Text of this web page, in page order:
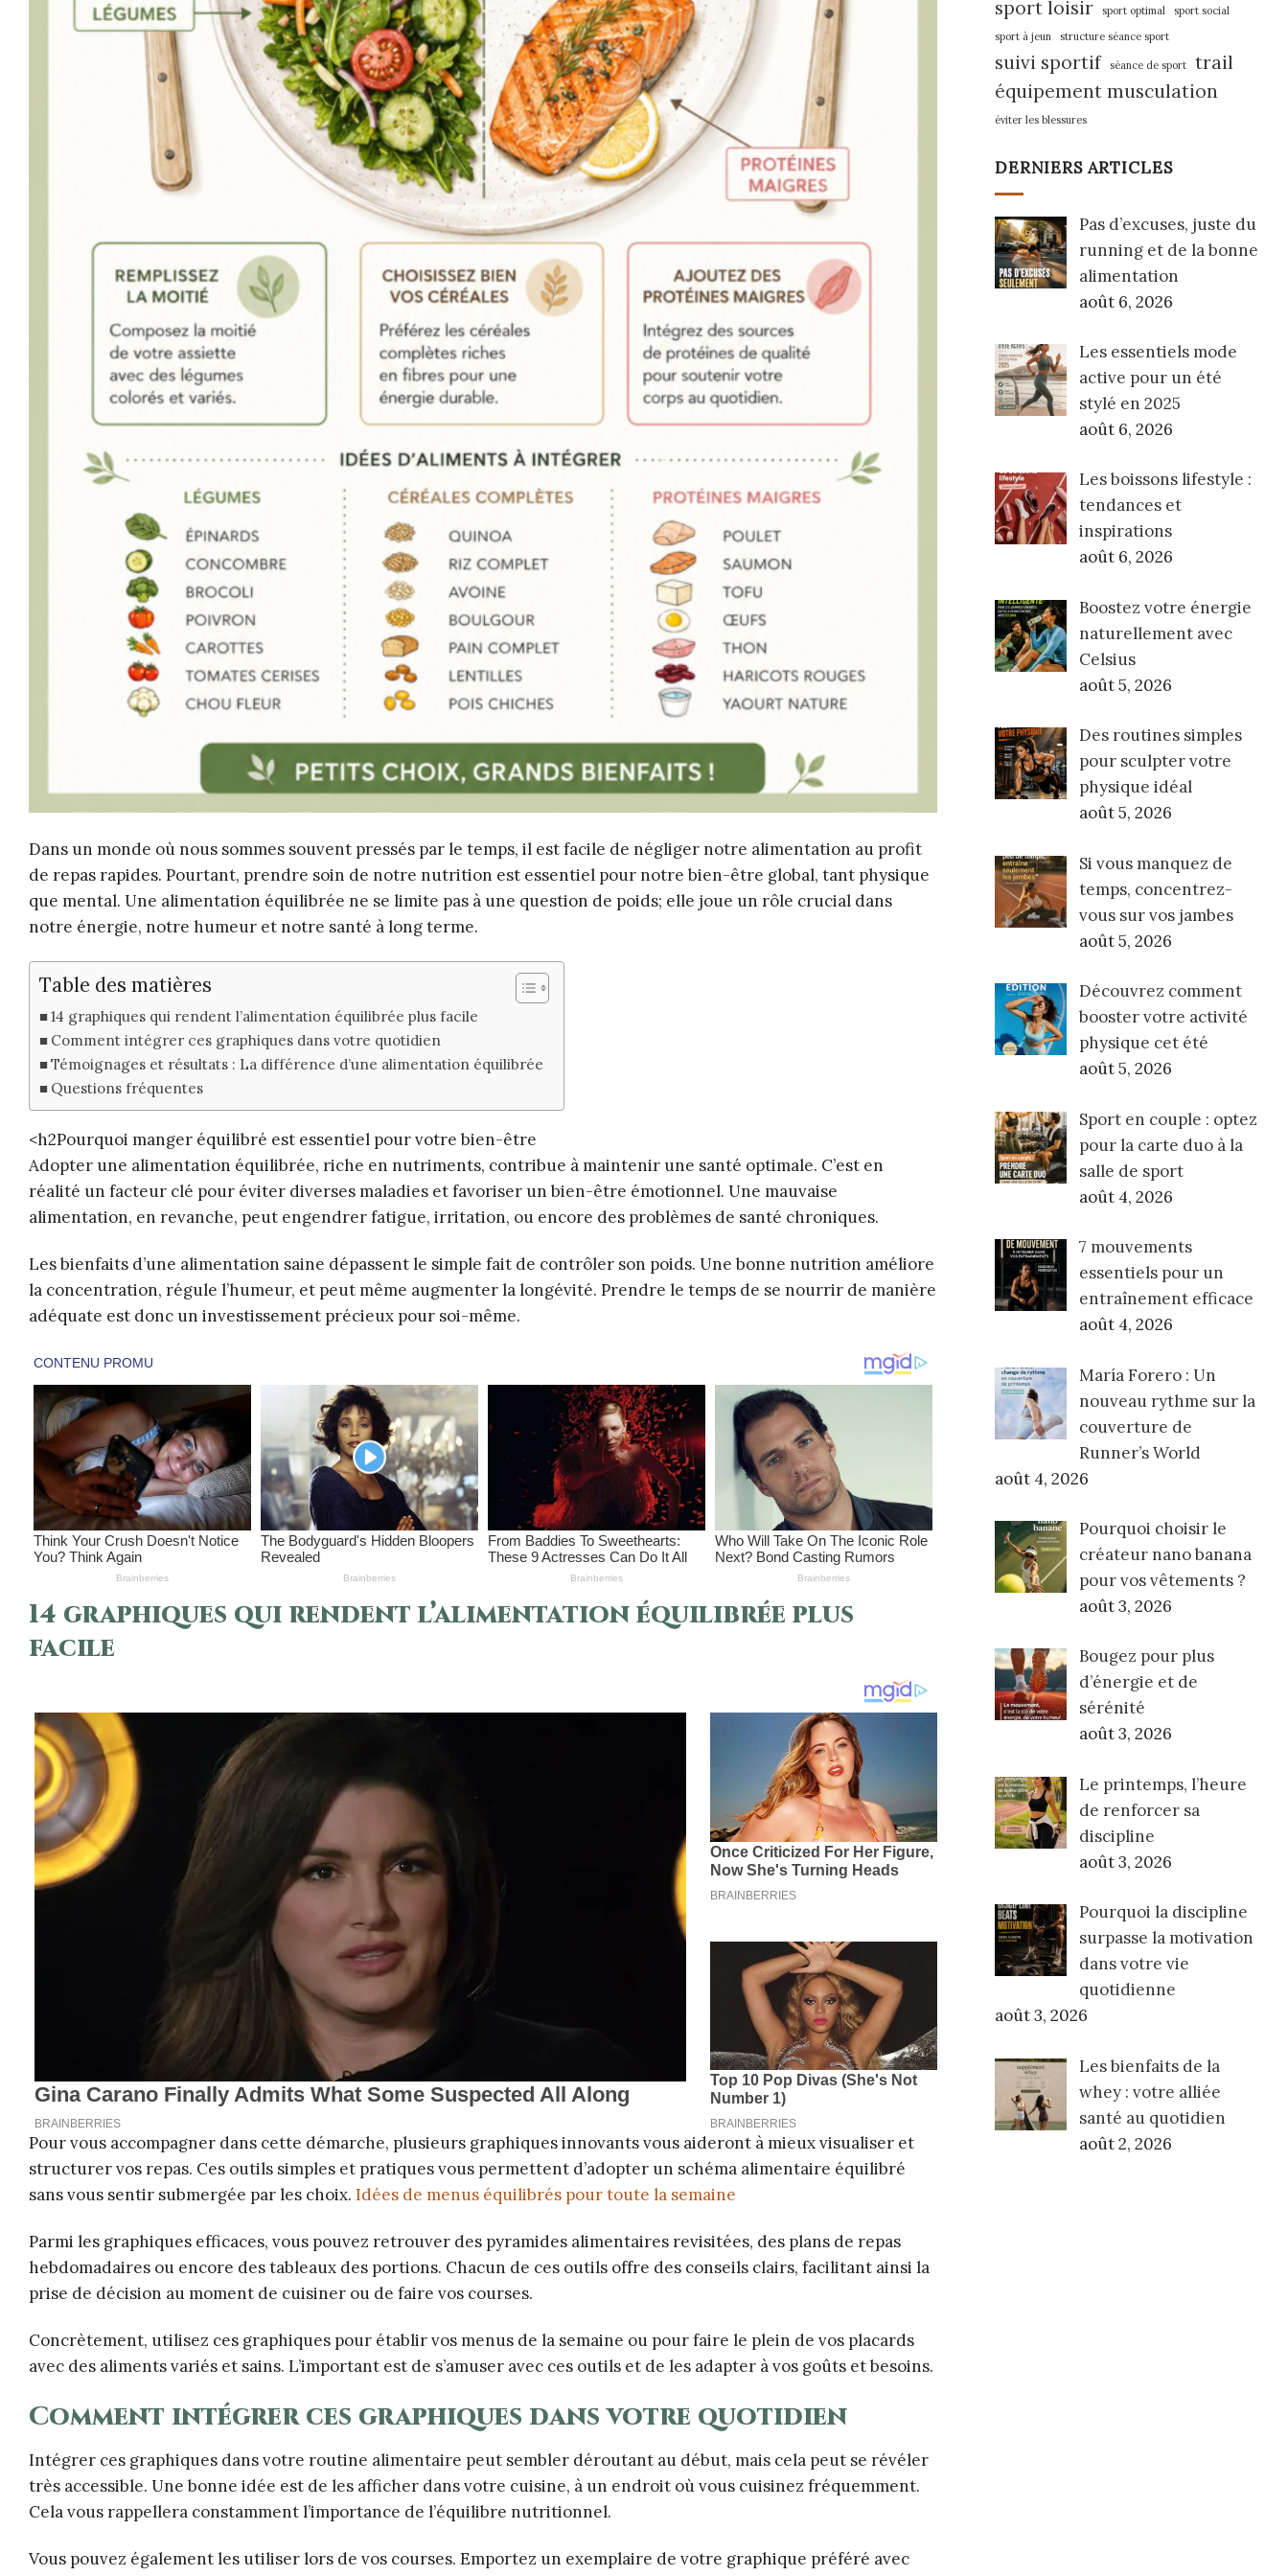
Dans un monde où nous sommes souvent pressés par le temps, il est facile de négliger notre alimentation au profit
de repas rapides. Pourtant, prendre soin de notre nutrition est essentiel pour notre bien-être global, tant physique
que mental. Une alimentation équilibrée ne se limite pas à une question de poids; elle joue un rôle crucial dans
notre énergie, notre humeur et notre santé à long terme.
Table des matières
14 graphiques qui rendent l’alimentation équilibrée plus facile
Comment intégrer ces graphiques dans votre quotidien
Témoignages et résultats : La différence d’une alimentation équilibrée
Questions fréquentes
<h2Pourquoi manger équilibré est essentiel pour votre bien-être
Adopter une alimentation équilibrée, riche en nutriments, contribue à maintenir une santé optimale. C’est en
réalité un facteur clé pour éviter diverses maladies et favoriser un bien-être émotionnel. Une mauvaise
alimentation, en revanche, peut engendrer fatigue, irritation, ou encore des problèmes de santé chroniques.
Les bienfaits d’une alimentation saine dépassent le simple fait de contrôler son poids. Une bonne nutrition améliore
la concentration, régule l’humeur, et peut même augmenter la longévité. Prendre le temps de se nourrir de manière
adéquate est donc un investissement précieux pour soi-même.
14 graphiques qui rendent l’alimentation équilibrée plus
facile
Pour vous accompagner dans cette démarche, plusieurs graphiques innovants vous aideront à mieux visualiser et
structurer vos repas. Ces outils simples et pratiques vous permettent d’adopter un schéma alimentaire équilibré
sans vous sentir submergée par les choix. Idées de menus équilibrés pour toute la semaine
Parmi les graphiques efficaces, vous pouvez retrouver des pyramides alimentaires revisitées, des plans de repas
hebdomadaires ou encore des tableaux des portions. Chacun de ces outils offre des conseils clairs, facilitant ainsi la
prise de décision au moment de cuisiner ou de faire vos courses.
Concrètement, utilisez ces graphiques pour établir vos menus de la semaine ou pour faire le plein de vos placards
avec des aliments variés et sains. L’important est de s’amuser avec ces outils et de les adapter à vos goûts et besoins.
Comment intégrer ces graphiques dans votre quotidien
Intégrer ces graphiques dans votre routine alimentaire peut sembler déroutant au début, mais cela peut se révéler
très accessible. Une bonne idée est de les afficher dans votre cuisine, à un endroit où vous cuisinez fréquemment.
Cela vous rappellera constamment l’importance de l’équilibre nutritionnel.
Vous pouvez également les utiliser lors de vos courses. Emportez un exemplaire de votre graphique préféré avec
sport loisir sport optimal
sport social
sport à jeun
structure séance sport
suivi sportif séance de sport
trail
équipement musculation
éviter les blessures
DERNIERS ARTICLES
Pas d’excuses, juste du
running et de la bonne
alimentation
août 6, 2026
Les essentiels mode
active pour un été
stylé en 2025
août 6, 2026
Les boissons lifestyle :
tendances et
inspirations
août 6, 2026
Boostez votre énergie
naturellement avec
Celsius
août 5, 2026
Des routines simples
pour sculpter votre
physique idéal
août 5, 2026
Si vous manquez de
temps, concentrez-
vous sur vos jambes
août 5, 2026
Découvrez comment
booster votre activité
physique cet été
août 5, 2026
Sport en couple : optez
pour la carte duo à la
salle de sport
août 4, 2026
7 mouvements
essentiels pour un
entraînement efficace
août 4, 2026
María Forero : Un
nouveau rythme sur la
couverture de
Runner’s World
août 4, 2026
Pourquoi choisir le
créateur nano banana
pour vos vêtements ?
août 3, 2026
Bougez pour plus
d’énergie et de
sérénité
août 3, 2026
Le printemps, l’heure
de renforcer sa
discipline
août 3, 2026
Pourquoi la discipline
surpasse la motivation
dans votre vie
quotidienne
août 3, 2026
Les bienfaits de la
whey : votre alliée
santé au quotidien
août 2, 2026